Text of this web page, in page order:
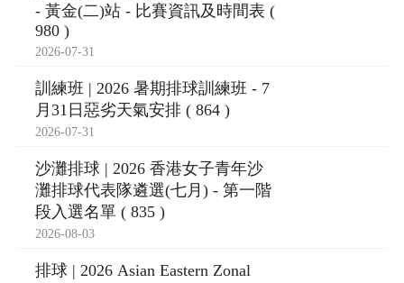
- 黃金(二)站 - 比賽資訊及時間表 (
980 )
2026-07-31
訓練班 | 2026 暑期排球訓練班 - 7
月31日惡劣天氣安排 ( 864 )
2026-07-31
沙灘排球 | 2026 香港女子青年沙
灘排球代表隊遴選(七月) - 第一階
段入選名單 ( 835 )
2026-08-03
排球 | 2026 Asian Eastern Zonal